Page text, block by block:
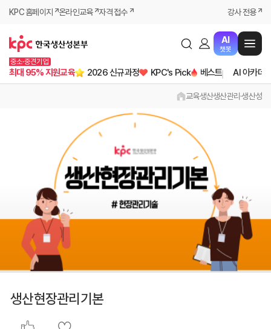
KPC 홈페이지 온라인교육 자격 접수 강사 전용
AI
챗봇
중소·중견기업
최대 95% 지원교육 2026 신규과정 KPC's Pick 베스트 AI 아카데
교육생산생산관리·생산성
생산현장관리기본